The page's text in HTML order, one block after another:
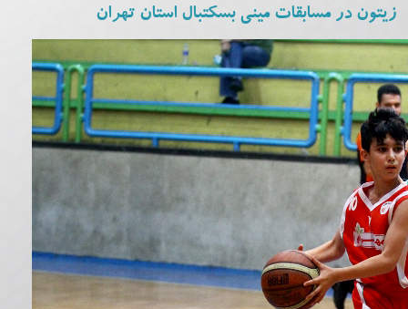
زیتون در مسابقات مینی بسکتبال استان تهران